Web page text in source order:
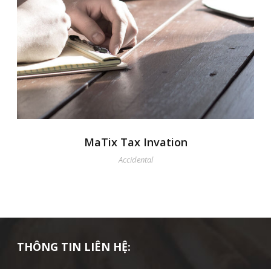
MaTix Tax Invation
Accidental
THÔNG TIN LIÊN HỆ: